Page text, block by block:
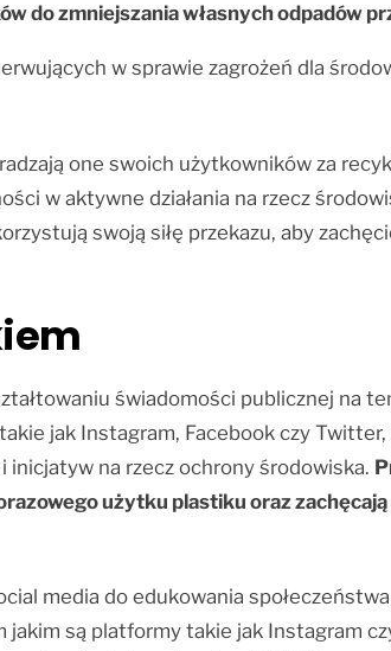
do zmniejszania własnych odpadów
w sprawie zagrożeń dla
one swoich użytkowników za
w aktywne działania na rzecz
swoją siłę przekazu, aby
świadomości publicznej na
jak Instagram, Facebook czy
na rzecz ochrony środowiska.
użytku plastiku oraz
media do edukowania
są platformy takie jak Instagram